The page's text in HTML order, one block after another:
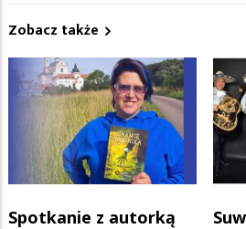
Zobacz także
Spotkanie z autorką